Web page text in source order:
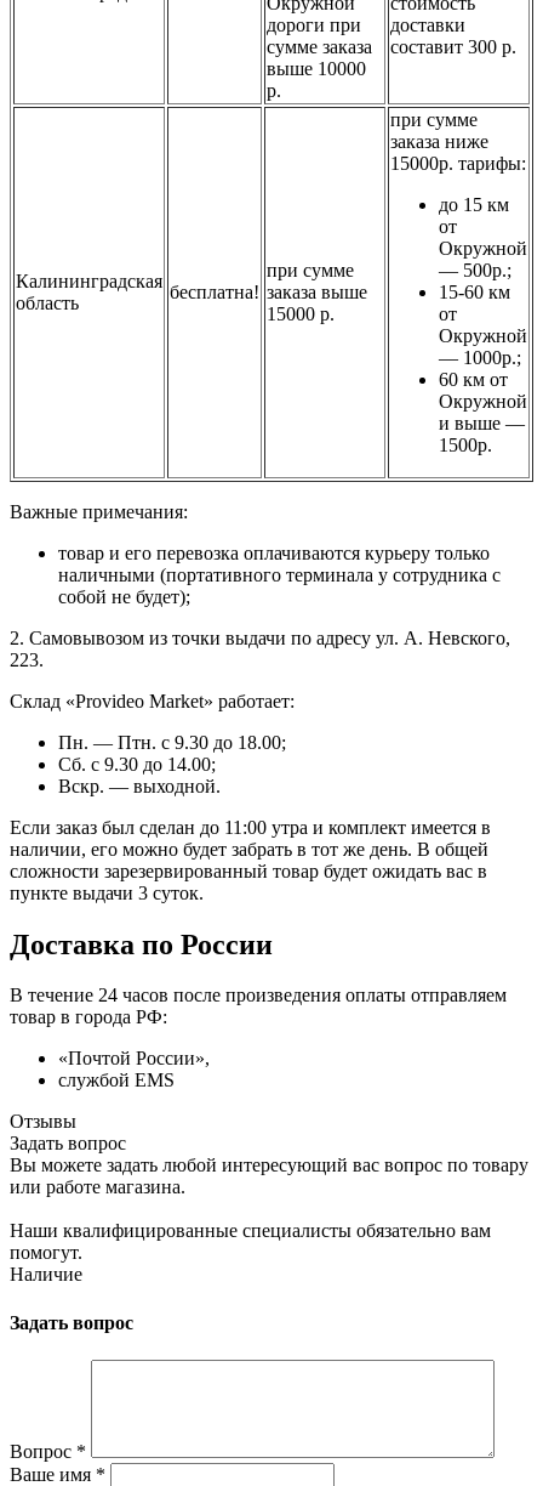
дороги при
сумме заказа
выше 10000
р.
доставки
составит 300 р.
Калининградская
область
бесплатна!
при сумме
заказа выше
15000 р.
при сумме
заказа ниже
15000р. тарифы:
до 15 км
от
Окружной
— 500р.;
15-60 км
от
Окружной
— 1000р.;
60 км от
Окружной
и выше —
1500р.
Важные примечания:
товар и его перевозка оплачиваются курьеру только
наличными (портативного терминала у сотрудника с
собой не будет);
2. Самовывозом из точки выдачи по адресу ул. А. Невского,
223.
Склад «Provideo Market» работает:
Пн. — Птн. с 9.30 до 18.00;
Сб. с 9.30 до 14.00;
Вскр. — выходной.
Если заказ был сделан до 11:00 утра и комплект имеется в
наличии, его можно будет забрать в тот же день. В общей
сложности зарезервированный товар будет ожидать вас в
пункте выдачи 3 суток.
Доставка по России
В течение 24 часов после произведения оплаты отправляем
товар в города РФ:
«Почтой России»,
службой EMS
Отзывы
Задать вопрос
Вы можете задать любой интересующий вас вопрос по товару
или работе магазина.
Наши квалифицированные специалисты обязательно вам
помогут.
Наличие
Задать вопрос
Вопрос *
Ваше имя *